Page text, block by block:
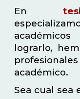
En
lograrlo,
académico.
Sea cual sea